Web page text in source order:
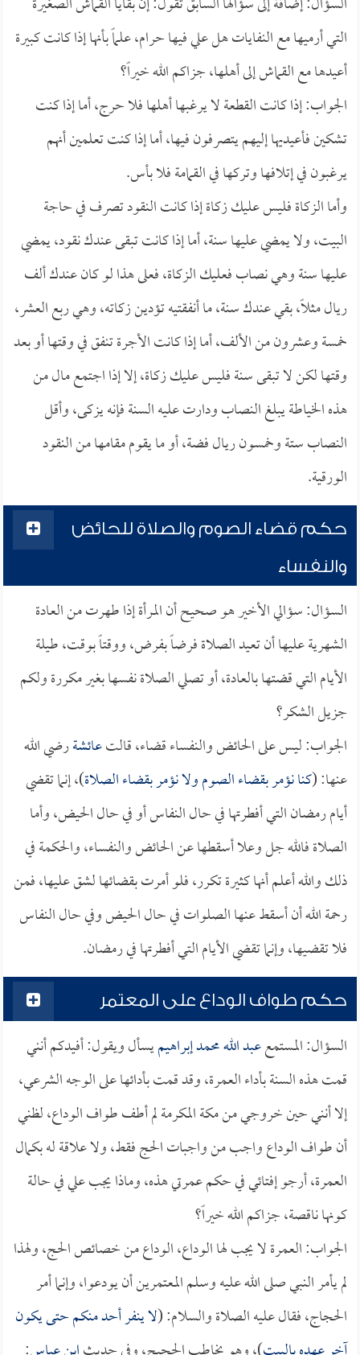
التي أرميها مع النفايات هل علي فيها حرام، علماً بأنها إذا كانت كبيرة
أعيدها مع القماش إلى أهلها، جزاكم الله خيراً؟
الجواب: إذا كانت القطعة لا يرغبها أهلها فلا حرج، أما إذا كنت
تشكين فأعيديها إليهم يتصرفون فيها، أما إذا كنت تعلمين أنهم
يرغبون في إتلافها وتركها في القمامة فلا بأس.
وأما الزكاة فليس عليك زكاة إذا كانت النقود تصرف في حاجة
البيت، ولا يمضي عليها سنة، أما إذا كانت تبقى عندك نقود، يمضي
عليها سنة وهي نصاب فعليك الزكاة، فعلى هذا لو كان عندك ألف
ريال مثلاً، بقي عندك سنة، ما أنفقتيه تؤدين زكاته، وهي ربع العشر،
خمسة وعشرون من الألف، أما إذا كانت الأجرة تنفق في وقتها أو بعد
وقتها لكن لا تبقى سنة فليس عليك زكاة، إلا إذا اجتمع مال من
هذه الخياطة يبلغ النصاب ودارت عليه السنة فإنه يزكى، وأقل
النصاب ستة وخمسون ريال فضة، أو ما يقوم مقامها من النقود
الورقية.
حكم قضاء الصوم والصلاة للحائض
والنفساء
السؤال: سؤالي الأخير هو صحيح أن المرأة إذا طهرت من العادة
الشهرية عليها أن تعيد الصلاة فرضاً بفرض، ووقتاً بوقت، طيلة
الأيام التي قضتها بالعادة، أو تصلي الصلاة نفسها بغير مكررة ولكم
جزيل الشكر؟
الجواب: ليس على الحائض والنفساء قضاء، قالتعائشةرضي الله
عنها: (كنا نؤمر بقضاء الصوم ولا نؤمر بقضاء الصلاة)، إنما تقضي
أيام رمضان التي أفطرتها في حال النفاس أو في حال الحيض، وأما
الصلاة فالله جل وعلا أسقطها عن الحائض والنفساء، والحكمة في
ذلك والله أعلم أنها كثيرة تكرر، فلو أمرت بقضائها لشق عليها، فمن
رحمة الله أن أسقط عنها الصلوات في حال الحيض وفي حال النفاس
فلا تقضيها، وإنما تقضي الأيام التي أفطرتها في رمضان.
حكم طواف الوداع على المعتمر
السؤال: المستمععبد الله محمد إبراهيميسأل ويقول: أفيدكم أنني
قمت هذه السنة بأداء العمرة، وقد قمت بأدائها على الوجه الشرعي،
إلا أنني حين خروجي من مكة المكرمة لم أطف طواف الوداع، لظني
أن طواف الوداع واجب من واجبات الحج فقط، ولا علاقة له بكمال
العمرة، أرجو إفتائي في حكم عمرتي هذه، وماذا يجب علي في حالة
كونها ناقصة، جزاكم الله خيراً؟
الجواب: العمرة لا يجب لها الوداع، الوداع من خصائص الحج، ولهذا
لم يأمر النبي صلى الله عليه وسلم المعتمرين أن يودعوا، وإنما أمر
الحجاج، فقال عليه الصلاة والسلام: (لا ينفر أحد منكم حتى يكون